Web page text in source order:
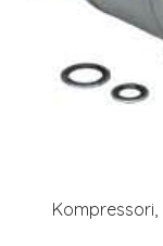
Kompressori,